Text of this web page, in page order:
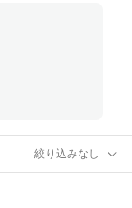
絞り込みなし